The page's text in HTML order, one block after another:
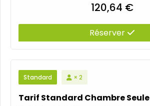
120,64 €
Réserver
Standard × 2
Tarif Standard Chambre Seule